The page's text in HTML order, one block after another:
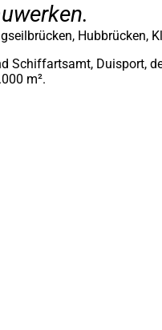
Hubbrücken,
Schiffartsamt, Duisport,
m².